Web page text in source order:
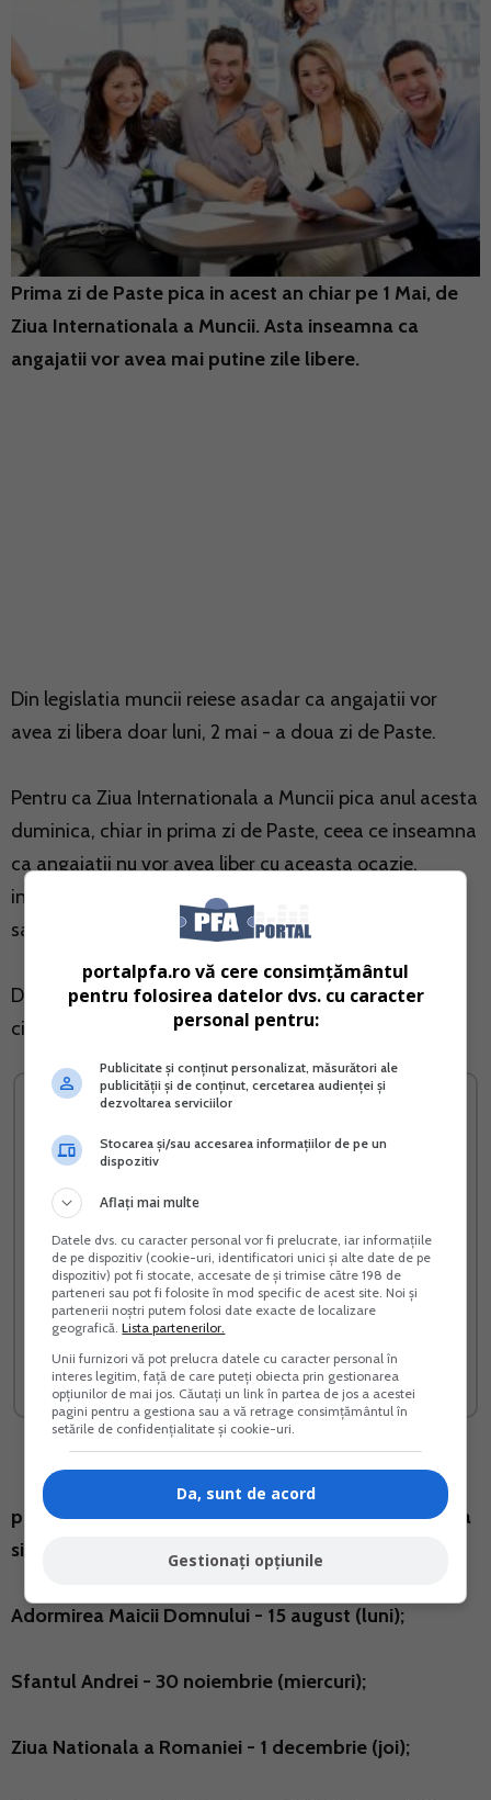
Prima zi de Paste pica in acest an chiar pe 1 Mai, de
Ziua Internationala a Muncii. Asta inseamna ca
angajatii vor avea mai putine zile libere.
Din legislatia muncii reiese asadar ca angajatii vor
avea zi libera doar luni, 2 mai - a doua zi de Paste.
Pentru ca Ziua Internationala a Muncii pica anul acesta
duminica, chiar in prima zi de Paste, ceea ce inseamna
ca angajatii nu vor avea liber cu aceasta ocazie,
inseamna ca pana la sfarsitul anului 2016 mai raman
sapte zile libere declarate sarbatori legale.
Din cele sapte zile de sarbatori legale in 2016, doar
cinci pica in timpul saptamanii:
Contabilitatea in partida
simpla
Vreau acest produs →
PFA II IF Taxe Impozite
Vreau acest produs →
prima si a doua zi de Rusalii - 19 si 20 iunie (duminica
si luni);
Adormirea Maicii Domnului - 15 august (luni);
Sfantul Andrei - 30 noiembrie (miercuri);
Ziua Nationala a Romaniei - 1 decembrie (joi);
portalpfa.ro vă cere consimțământul
pentru folosirea datelor dvs. cu caracter
personal pentru:
Publicitate și conținut personalizat, măsurători ale
publicității și de conținut, cercetarea audienței și
dezvoltarea serviciilor
Stocarea și/sau accesarea informațiilor de pe un
dispozitiv
Aflați mai multe
Datele dvs. cu caracter personal vor fi prelucrate, iar informațiile
de pe dispozitiv (cookie-uri, identificatori unici și alte date de pe
dispozitiv) pot fi stocate, accesate de și trimise către 198 de
parteneri sau pot fi folosite în mod specific de acest site. Noi și
partenerii noștri putem folosi date exacte de localizare
geografică.Lista partenerilor.
Unii furnizori vă pot prelucra datele cu caracter personal în
interes legitim, față de care puteți obiecta prin gestionarea
opțiunilor de mai jos. Căutați un link în partea de jos a acestei
pagini pentru a gestiona sau a vă retrage consimțământul în
setările de confidențialitate și cookie-uri.
Da, sunt de acord
Gestionați opțiunile